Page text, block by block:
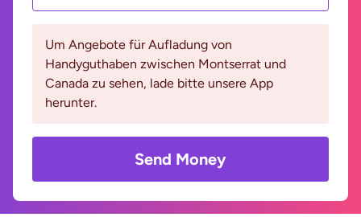
Um Angebote für Aufladung von
Handyguthaben zwischen Montserrat und
Canada zu sehen, lade bitte unsere App
herunter.
Send Money